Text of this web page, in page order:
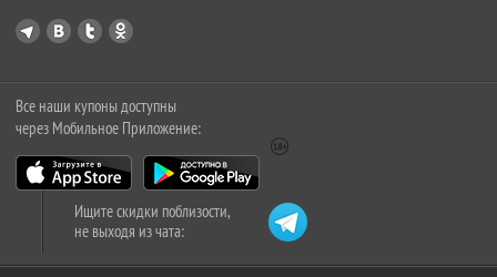
Все наши купоны доступны
через Мобильное Приложение:
Ищите скидки поблизости,
не выходя из чата: